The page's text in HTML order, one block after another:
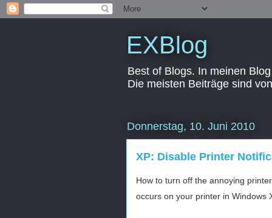
EXBlog
Best of Blogs. In meinen
Die meisten Beiträge sind
Donnerstag, 10. Juni 2010
XP: Disable Printer
How to turn off the annoying
occurs on your printer in Windows